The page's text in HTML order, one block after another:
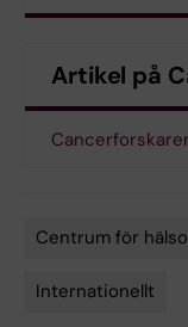
Artikel på
Centrum för
Internationellt